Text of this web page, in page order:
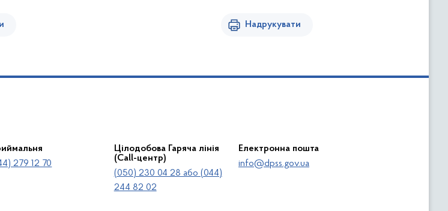
Надрукувати
279 12 70
Цілодобова Гаряча лінія
(Call-центр)
(050) 230 04 28 або (044)
244 82 02
Електронна пошта
info@dpss.gov.ua